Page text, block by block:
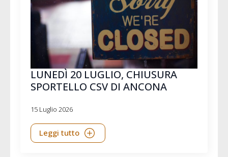
LUNEDÌ 20 LUGLIO, CHIUSURA
SPORTELLO CSV DI ANCONA
15 Luglio 2026
Leggi tutto